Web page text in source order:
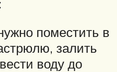
поместить в
залить
воду до